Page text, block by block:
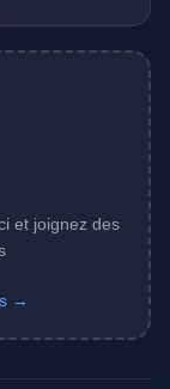
et joignez des
→